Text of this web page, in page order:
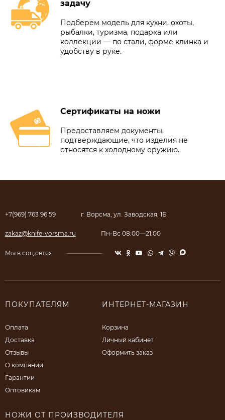
задачу
Подберём модель для кухни, охоты,
рыбалки, туризма, подарка или
коллекции — по стали, форме клинка и
удобству в руке.
Сертификаты на ножи
Предоставляем документы,
подтверждающие, что изделия не
относятся к холодному оружию.
+7(969) 763 96 59 г. Ворсма, ул. Заводская, 1Б
zakaz@knife-vorsma.ru Пн-Вс 08:00—21:00
Мы в соц.сетях
ПОКУПАТЕЛЯМ
Оплата
Доставка
Отзывы
О компании
Гарантии
Оптовикам
ИНТЕРНЕТ-МАГАЗИН
Корзина
Личный кабинет
Оформить заказ
НОЖИ ОТ ПРОИЗВОДИТЕЛЯ